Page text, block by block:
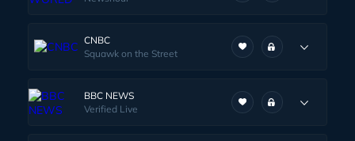
CNBC
Squawk on the Street
BBC NEWS
Verified Live